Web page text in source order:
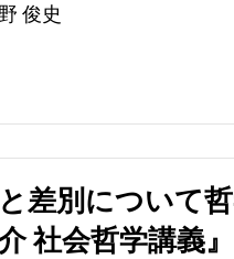
俊史
と差別について
社会哲学講義